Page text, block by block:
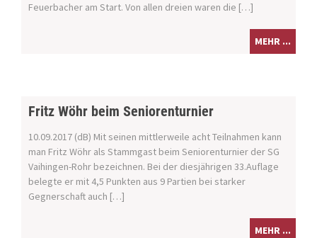
Feuerbacher am Start. Von allen dreien waren die […]
MEHR ...
Fritz Wöhr beim Seniorenturnier
10.09.2017 (dB) Mit seinen mittlerweile acht Teilnahmen kann
man Fritz Wöhr als Stammgast beim Seniorenturnier der SG
Vaihingen-Rohr bezeichnen. Bei der diesjährigen 33.Auflage
belegte er mit 4,5 Punkten aus 9 Partien bei starker
Gegnerschaft auch […]
MEHR ...